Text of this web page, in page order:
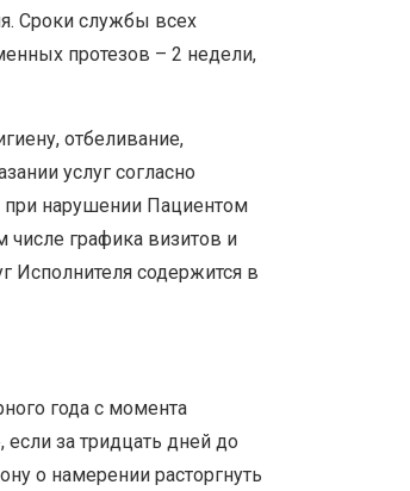
Сроки службы всех
протезов – 2 недели,
отбеливание,
услуг согласно
при нарушении Пациентом
числе графика визитов и
Исполнителя содержится в
года с момента
за тридцать дней до
о намерении расторгнуть